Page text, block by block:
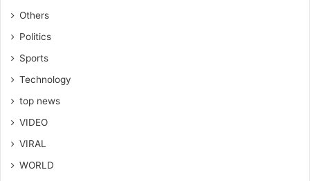
Others
Politics
Sports
Technology
top news
VIDEO
VIRAL
WORLD